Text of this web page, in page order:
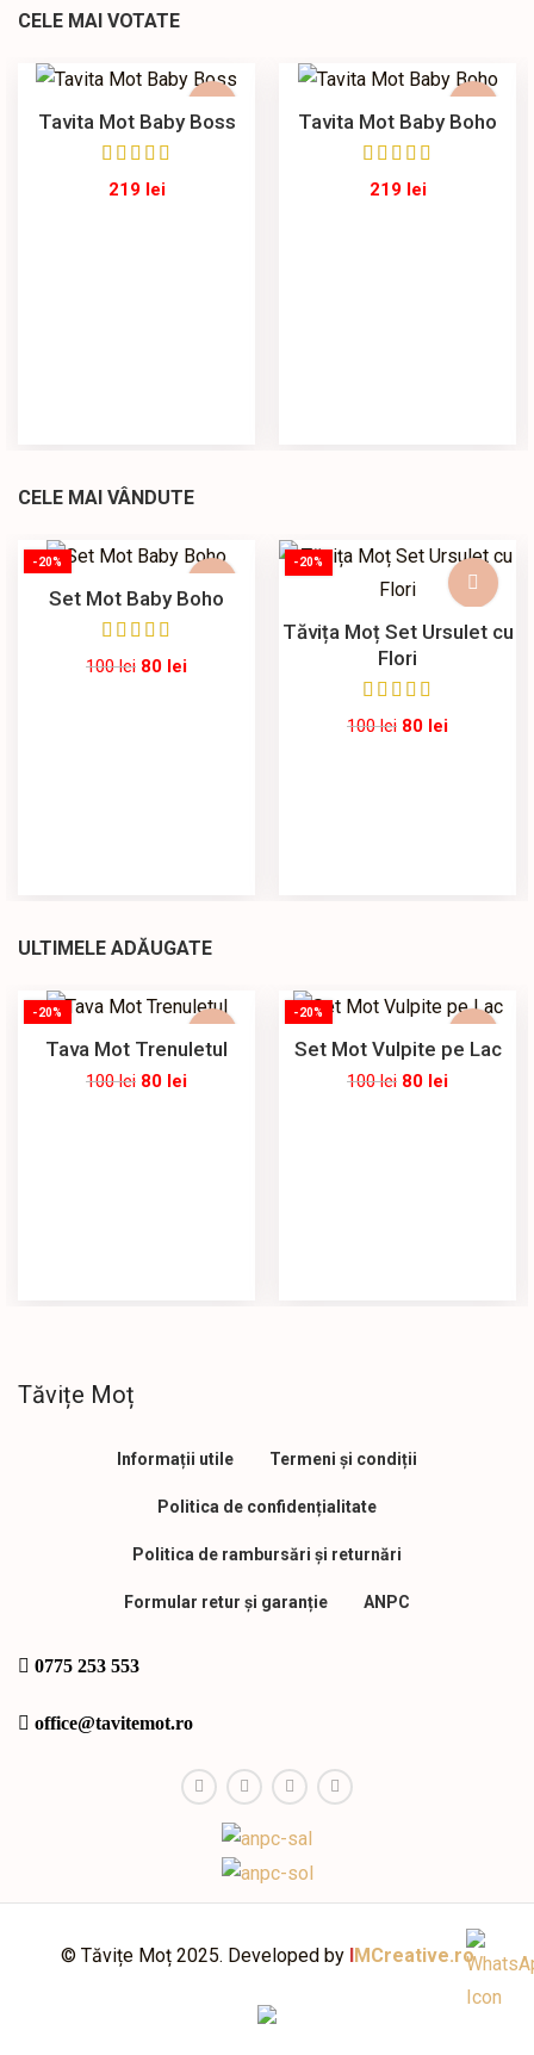
CELE MAI VOTATE
Tavita Mot Baby Boss
219 lei
Tavita Mot Baby Boho
219 lei
CELE MAI VÂNDUTE
-20%
Set Mot Baby Boho
100lei 80 lei
-20%
Tăvița Moț Set Ursulet cu
Flori
100lei 80 lei
ULTIMELE ADĂUGATE
-20%
Tava Mot Trenuletul
100lei 80 lei
-20%
Set Mot Vulpite pe Lac
100lei 80 lei
Tăvițe Moț
Informații utile Termeni și condiții
Politica de confidențialitate
Politica de rambursări și returnări
Formular retur și garanție ANPC
0775 253 553
office@tavitemot.ro
© Tăvițe Moț 2025. Developed by IMCreative.ro